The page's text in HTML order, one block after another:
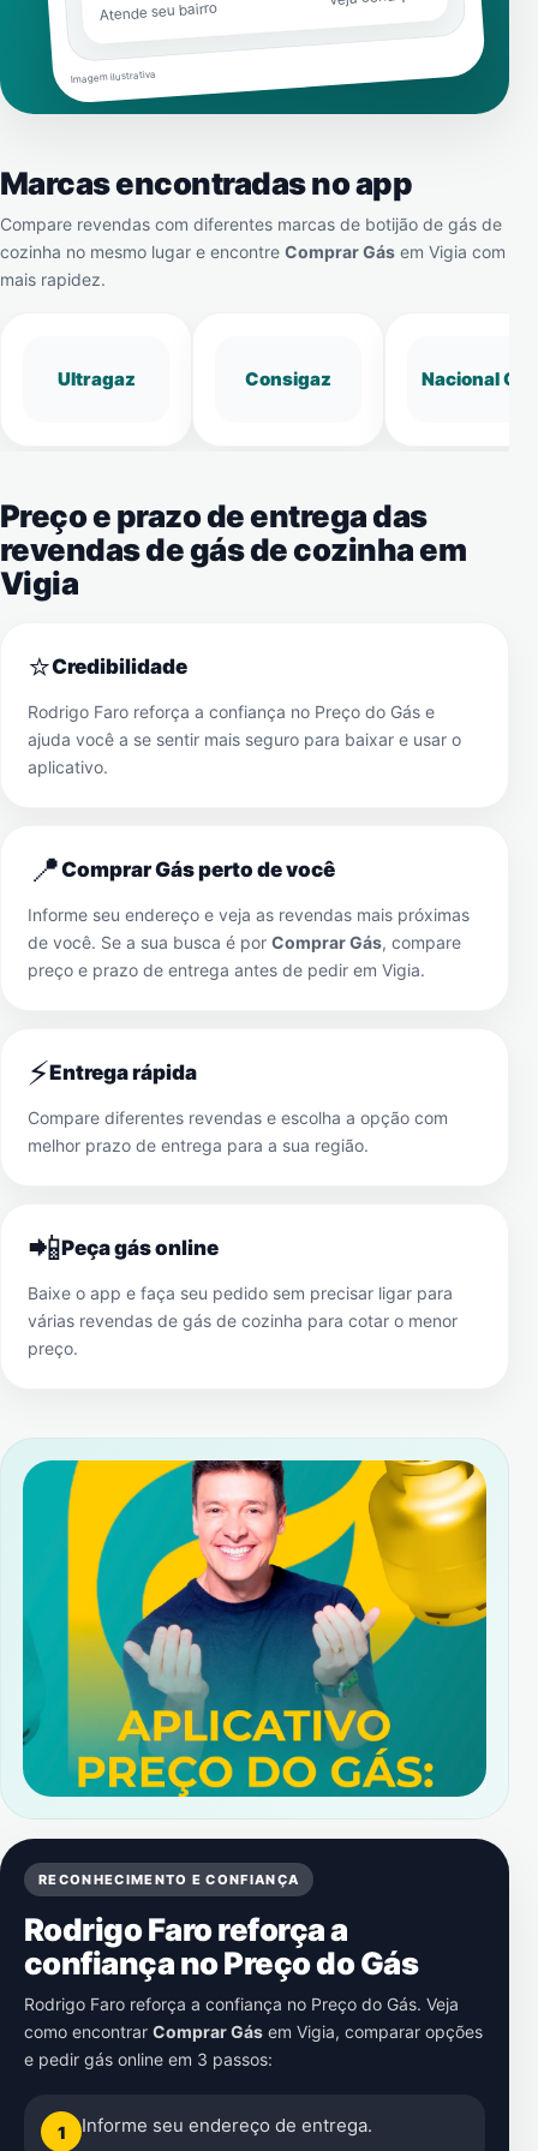
Atende seu bairro
Imagem ilustrativa
Marcas encontradas no app
Compare revendas com diferentes marcas de botijão de gás de
cozinha no mesmo lugar e encontre Comprar Gás em Vigia com
mais rapidez.
Ultragaz Consigaz Nacional Gás
Preço e prazo de entrega das
revendas de gás de cozinha em
Vigia
⭐Credibilidade
Rodrigo Faro reforça a confiança no Preço do Gás e
ajuda você a se sentir mais seguro para baixar e usar o
aplicativo.
📍Comprar Gás perto de você
Informe seu endereço e veja as revendas mais próximas
de você. Se a sua busca é por Comprar Gás, compare
preço e prazo de entrega antes de pedir em Vigia.
⚡Entrega rápida
Compare diferentes revendas e escolha a opção com
melhor prazo de entrega para a sua região.
📲Peça gás online
Baixe o app e faça seu pedido sem precisar ligar para
várias revendas de gás de cozinha para cotar o menor
preço.
RECONHECIMENTO E CONFIANÇA
Rodrigo Faro reforça a
confiança no Preço do Gás
Rodrigo Faro reforça a confiança no Preço do Gás. Veja
como encontrar Comprar Gás em Vigia, comparar opções
e pedir gás online em 3 passos:
1 Informe seu endereço de entrega.